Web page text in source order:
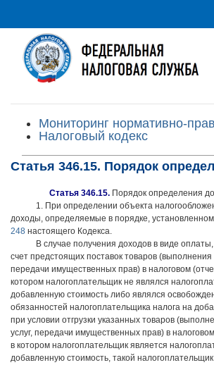
Мониторинг нормативно-
Налоговый кодекс
Статья 346.15. Порядок
Статья 346.15. Порядок определения
1. При определении объекта
доходы, определяемые в порядке, установленном
248 настоящего Кодекса.
В случае получения доходов в виде
счет предстоящих поставок товаров (выполнения
передачи имущественных прав) в налоговом
котором налогоплательщик не являлся
добавленную стоимость либо являлся
обязанностей налогоплательщика налога на
при условии отгрузки указанных товаров
услуг, передачи имущественных прав) в
в котором налогоплательщик является
добавленную стоимость, такой